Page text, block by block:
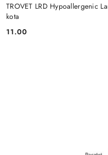
TROVET LRD Hypoallergenic
kota
Cena:
11.00